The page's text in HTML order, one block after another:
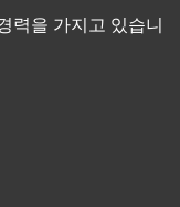
력을 가지고 있습니